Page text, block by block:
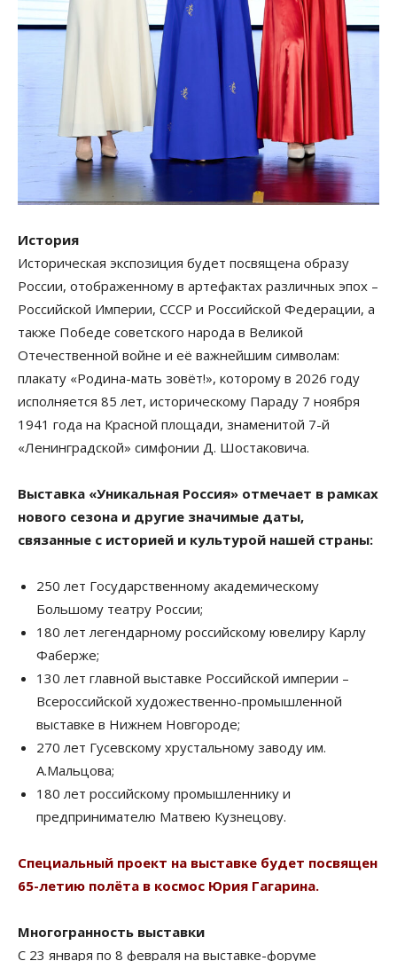
История
Историческая экспозиция будет посвящена образу
России, отображенному в артефактах различных эпох –
Российской Империи, СССР и Российской Федерации, а
также Победе советского народа в Великой
Отечественной войне и её важнейшим символам:
плакату «Родина-мать зовёт!», которому в 2026 году
исполняется 85 лет, историческому Параду 7 ноября
1941 года на Красной площади, знаменитой 7-й
«Ленинградской» симфонии Д. Шостаковича.
Выставка «Уникальная Россия» отмечает в рамках
нового сезона и другие значимые даты,
связанные с историей и культурой нашей страны:
250 лет Государственному академическому
Большому театру России;
180 лет легендарному российскому ювелиру Карлу
Фаберже;
130 лет главной выставке Российской империи –
Всероссийской художественно-промышленной
выставке в Нижнем Новгороде;
270 лет Гусевскому хрустальному заводу им.
А.Мальцова;
180 лет российскому промышленнику и
предпринимателю Матвею Кузнецову.
Специальный проект на выставке будет посвящен
65-летию полёта в космос Юрия Гагарина.
Многогранность выставки
С 23 января по 8 февраля на выставке-форуме